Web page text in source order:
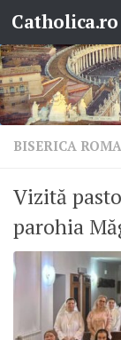
Skip to
Catholica.ro
BISERICA
Vizită
parohia